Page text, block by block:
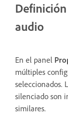
audio
En el panel
múltiples
seleccionados.
silenciado son
similares.